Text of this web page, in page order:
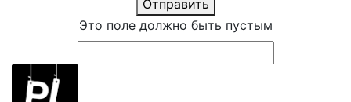
Отправить
Это поле должно быть пустым